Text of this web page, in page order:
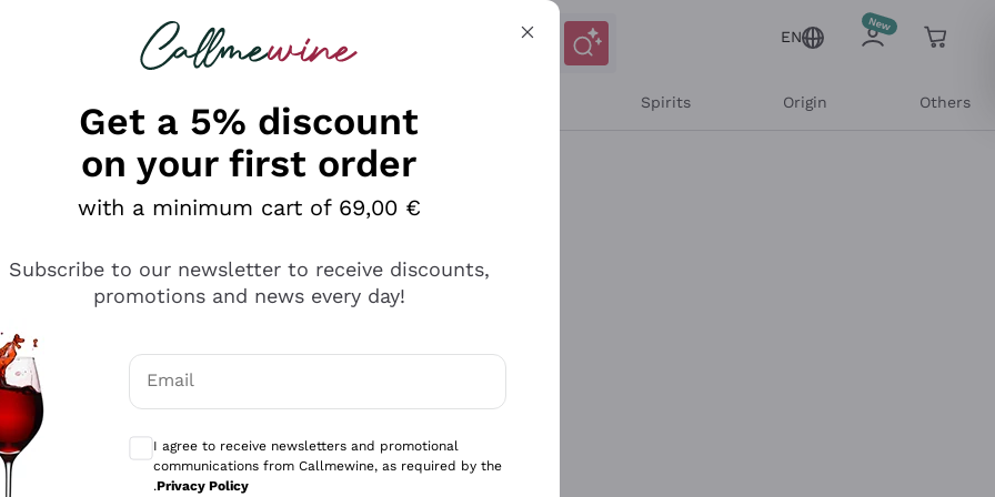
looking for
EN
Spirits Origin Others
Get a 5% discount
on your first order
with a minimum cart of 69,00 €
Subscribe to our newsletter to receive discounts,
promotions and news every day!
Email
I agree to receive newsletters and promotional
communications from Callmewine, as required by the
.Privacy Policy